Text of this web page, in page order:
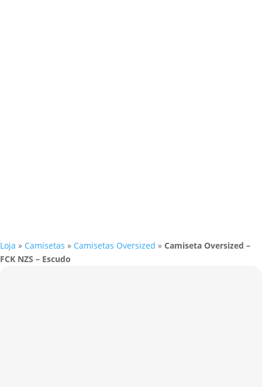
Loja » Camisetas » Camisetas Oversized » Camiseta Oversized –
FCK NZS – Escudo